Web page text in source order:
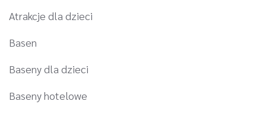
Atrakcje dla dzieci
Basen
Baseny dla dzieci
Baseny hotelowe